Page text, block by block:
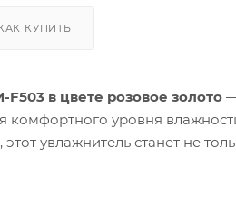
КУПИТЬ
в цвете розовое золото
комфортного уровня
увлажнитель станет не